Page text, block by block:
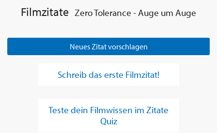
Filmzitate Zero Tolerance - Auge um Auge
Neues Zitat vorschlagen
Schreib das erste Filmzitat!
Teste dein Filmwissen im Zitate
Quiz